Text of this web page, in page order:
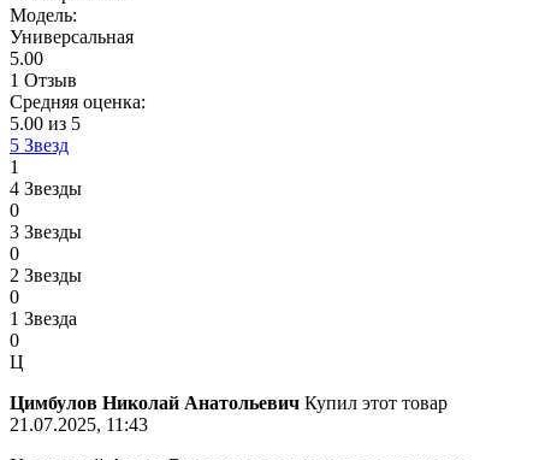
Модель:
Универсальная
5.00
1 Отзыв
Средняя оценка:
5.00 из 5
5 Звезд
1
4 Звезды
0
3 Звезды
0
2 Звезды
0
1 Звезда
0
Ц
Цимбулов Николай Анатольевич Купил этот товар
21.07.2025, 11:43